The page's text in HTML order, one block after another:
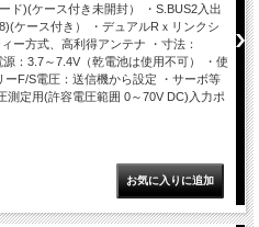
ド)(ケース付き未開封） ・S.BUS2入出
ケース付き） ・デュアルRｘリンクシ
ー方式、高利得アンテナ ・寸法：
：3.7～7.4V（乾電池は使用不可） ・使
F/S電圧：送信機から設定 ・サーボ等
測定用(許容電圧範囲 0～70V DC)入力ポ